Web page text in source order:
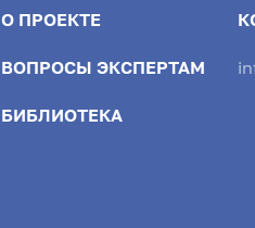
О ПРОЕКТЕ
ВОПРОСЫ ЭКСПЕРТАМ
БИБЛИОТЕКА